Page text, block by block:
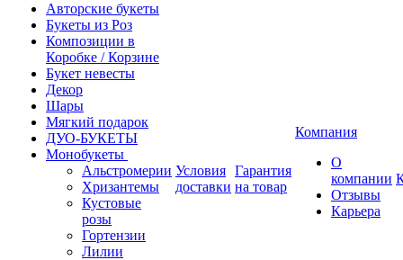
Авторские букеты
Букеты из Роз
Композиции в
Коробке / Корзине
Букет невесты
Декор
Шары
Мягкий подарок
ДУО-БУКЕТЫ
Монобукеты
Альстромерии
Хризантемы
Кустовые
розы
Гортензии
Лилии
Условия
доставки
Гарантия
на товар
Компания
О
компании
Отзывы
Карьера